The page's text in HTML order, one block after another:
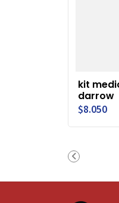
kit
darrow
$8.050